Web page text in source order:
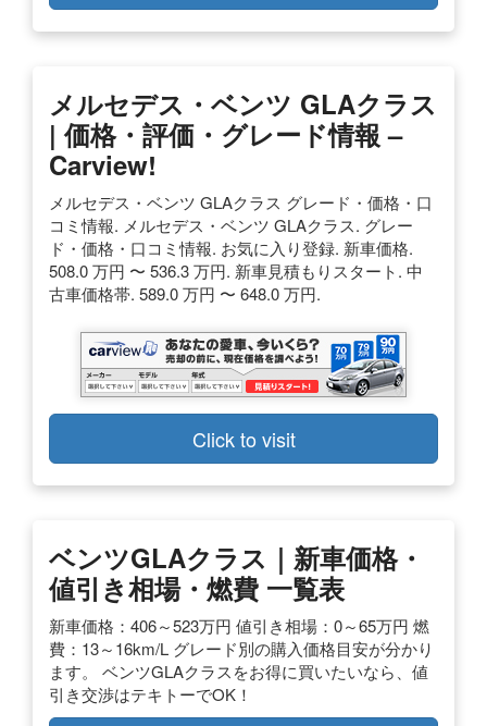
メルセデス・ベンツ GLAクラス
| 価格・評価・グレード情報 –
Carview!
メルセデス・ベンツ GLAクラス グレード・価格・口
コミ情報. メルセデス・ベンツ GLAクラス. グレー
ド・価格・口コミ情報. お気に入り登録. 新車価格.
508.0 万円 〜 536.3 万円. 新車見積もりスタート. 中
古車価格帯. 589.0 万円 〜 648.0 万円.
Click to visit
ベンツGLAクラス｜新車価格・
値引き相場・燃費 一覧表
新車価格：406～523万円 値引き相場：0～65万円 燃
費：13～16km/L グレード別の購入価格目安が分かり
ます。 ベンツGLAクラスをお得に買いたいなら、値
引き交渉はテキトーでOK！